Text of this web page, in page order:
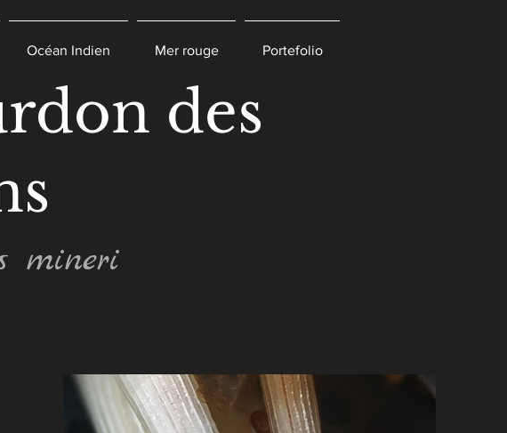
Océan Indien Mer rouge Portefolio
des
mineri